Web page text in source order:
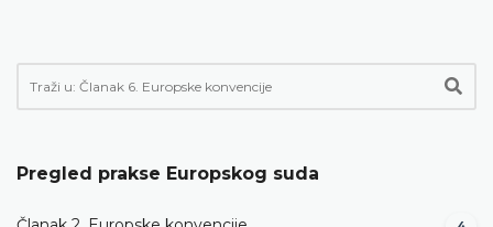
Pregled prakse Europskog suda